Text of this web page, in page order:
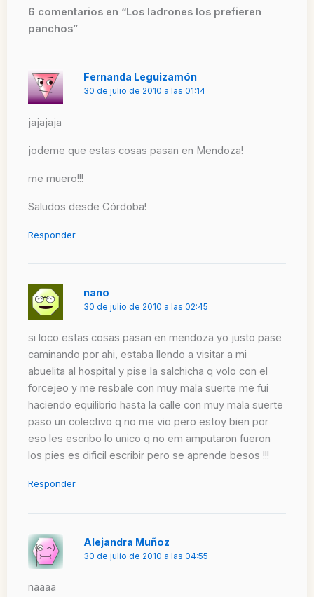
6 comentarios en “Los ladrones los prefieren
panchos”
Fernanda Leguizamón
30 de julio de 2010 a las 01:14
jajajaja
jodeme que estas cosas pasan en Mendoza!
me muero!!!
Saludos desde Córdoba!
Responder
nano
30 de julio de 2010 a las 02:45
si loco estas cosas pasan en mendoza yo justo pase
caminando por ahi, estaba llendo a visitar a mi
abuelita al hospital y pise la salchicha q volo con el
forcejeo y me resbale con muy mala suerte me fui
haciendo equilibrio hasta la calle con muy mala suerte
paso un colectivo q no me vio pero estoy bien por
eso les escribo lo unico q no em amputaron fueron
los pies es dificil escribir pero se aprende besos !!!
Responder
Alejandra Muñoz
30 de julio de 2010 a las 04:55
naaaa